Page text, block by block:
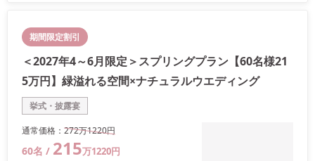
期間限定割引
＜2027年4～6月限定＞スプリングプラン【60名様21
5万円】緑溢れる空間×ナチュラルウエディング
挙式・披露宴
通常価格： 272万1220円
60名 / 215万1220円